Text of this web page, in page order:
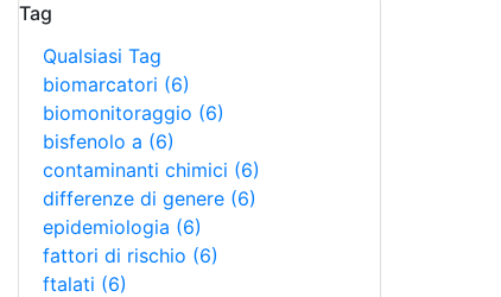
Tag
Qualsiasi Tag
biomarcatori (6)
biomonitoraggio (6)
bisfenolo a (6)
contaminanti chimici (6)
differenze di genere (6)
epidemiologia (6)
fattori di rischio (6)
ftalati (6)